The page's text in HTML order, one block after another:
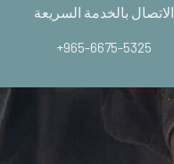
الاتصال بالخدمة السريعة
+965-6675-5325